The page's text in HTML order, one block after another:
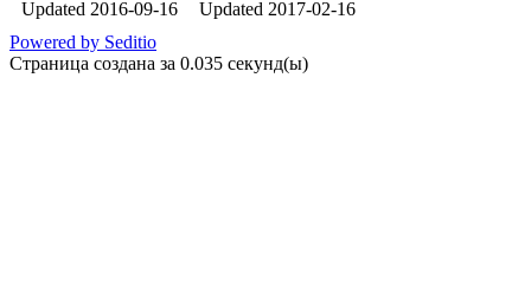
Updated 2016-09-16
Updated 2017-02-16
Powered by Seditio
Страница создана за 0.035 секунд(ы)